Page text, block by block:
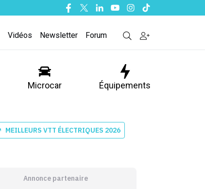
Facebook
TwitterLinkedinYoutubeInstagram
Tiktok
Vidéos Newsletter Forum
Microcar Équipements
MEILLEURS VTT ÉLECTRIQUES 2026
Annonce partenaire